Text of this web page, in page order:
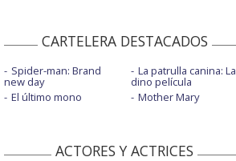
CARTELERA DESTACADOS
Spider-man: Brand
new day
El último mono
La patrulla canina: La
dino película
Mother Mary
ACTORES Y ACTRICES